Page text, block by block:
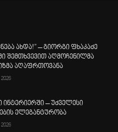
ახდა!” – გიორგი ფხაკაძე
შემთხვევით აღმოჩენილმა
აღაფრთოვანა
ინტერიერში – უძველესი
ელეგანტურობა